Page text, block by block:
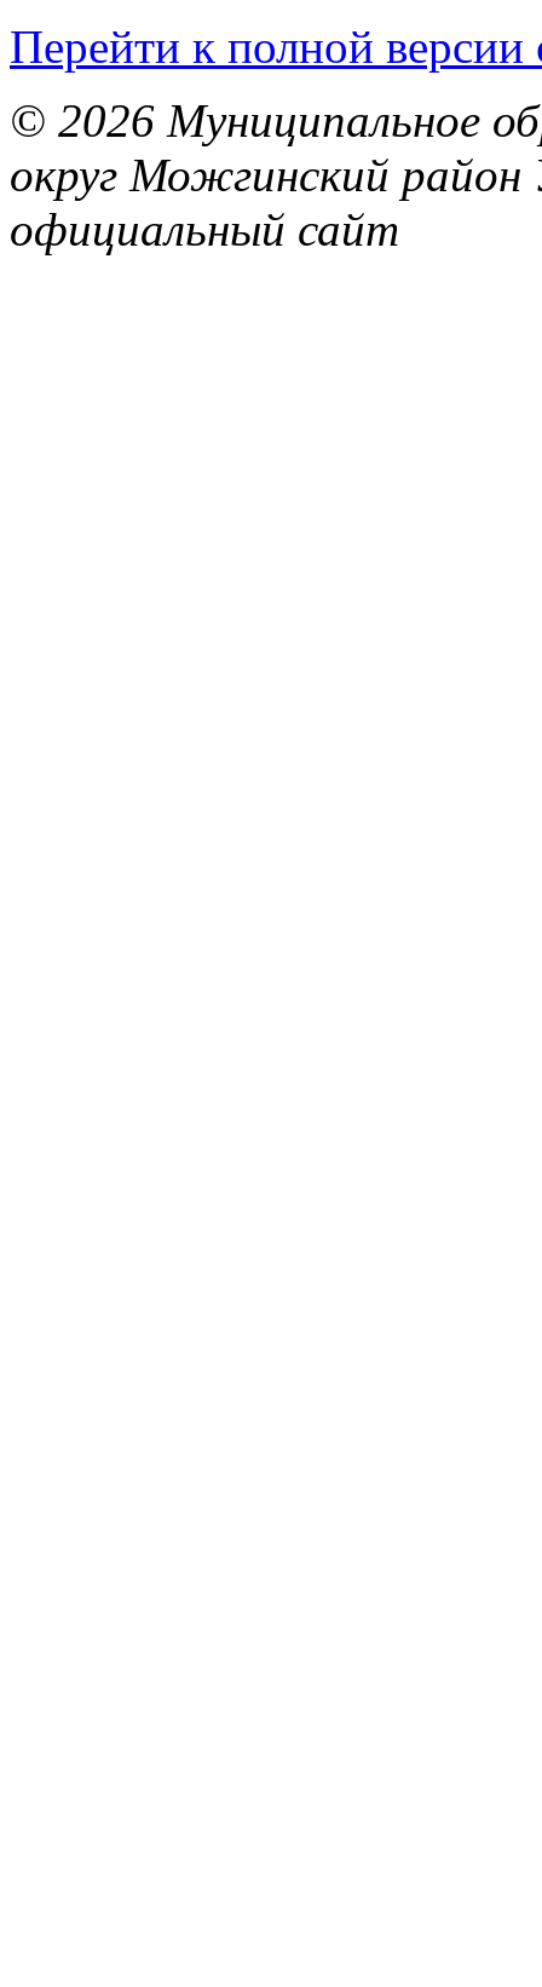
Перейти к полной версии
© 2026 Муниципальное
округ Можгинский район
официальный сайт